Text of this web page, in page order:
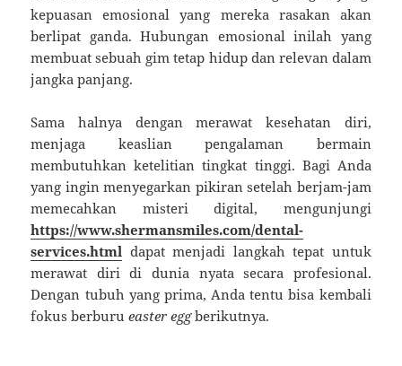
kepuasan emosional yang mereka rasakan akan
berlipat ganda. Hubungan emosional inilah yang
membuat sebuah gim tetap hidup dan relevan dalam
jangka panjang.
Sama halnya dengan merawat kesehatan diri,
menjaga keaslian pengalaman bermain
membutuhkan ketelitian tingkat tinggi. Bagi Anda
yang ingin menyegarkan pikiran setelah berjam-jam
memecahkan misteri digital, mengunjungi
https://www.shermansmiles.com/dental-
services.html dapat menjadi langkah tepat untuk
merawat diri di dunia nyata secara profesional.
Dengan tubuh yang prima, Anda tentu bisa kembali
fokus berburueaster eggberikutnya.